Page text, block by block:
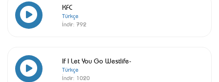
KFC
Türkçe
İndir: 792
If I Let You Go Westlife-
Türkçe
İndir: 1020